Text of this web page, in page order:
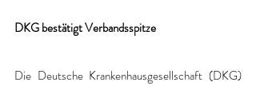
DKG bestätigt Verbandsspitze
Die Deutsche Krankenhausgesellschaft (DKG)